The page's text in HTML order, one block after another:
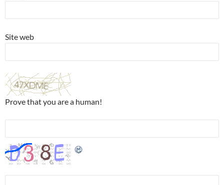
Site web
Prove that you are a human!